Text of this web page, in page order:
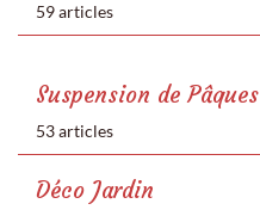
59 articles
Suspension de Pâques
53 articles
Déco Jardin